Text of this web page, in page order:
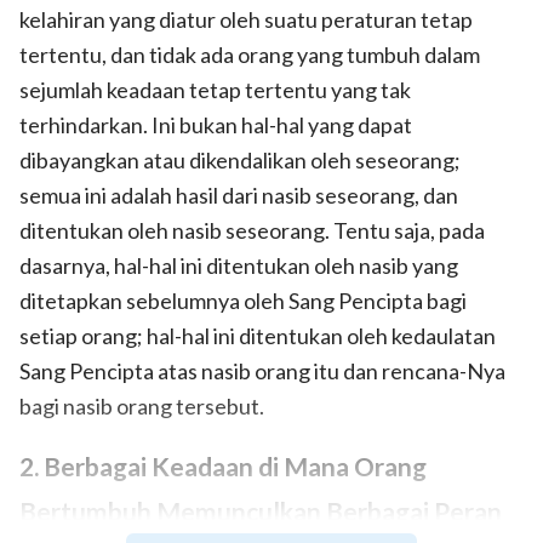
kelahiran yang diatur oleh suatu peraturan tetap
tertentu, dan tidak ada orang yang tumbuh dalam
sejumlah keadaan tetap tertentu yang tak
terhindarkan. Ini bukan hal-hal yang dapat
dibayangkan atau dikendalikan oleh seseorang;
semua ini adalah hasil dari nasib seseorang, dan
ditentukan oleh nasib seseorang. Tentu saja, pada
dasarnya, hal-hal ini ditentukan oleh nasib yang
ditetapkan sebelumnya oleh Sang Pencipta bagi
setiap orang; hal-hal ini ditentukan oleh kedaulatan
Sang Pencipta atas nasib orang itu dan rencana-Nya
bagi nasib orang tersebut.
2. Berbagai Keadaan di Mana Orang
Bertumbuh Memunculkan Berbagai Peran